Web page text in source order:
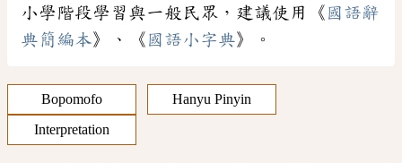
小學階段學習與一般民眾，建議使用《 國語辭
典簡編本》、《 國語小字典》。
Bopomofo
Hanyu Pinyin
Interpretation